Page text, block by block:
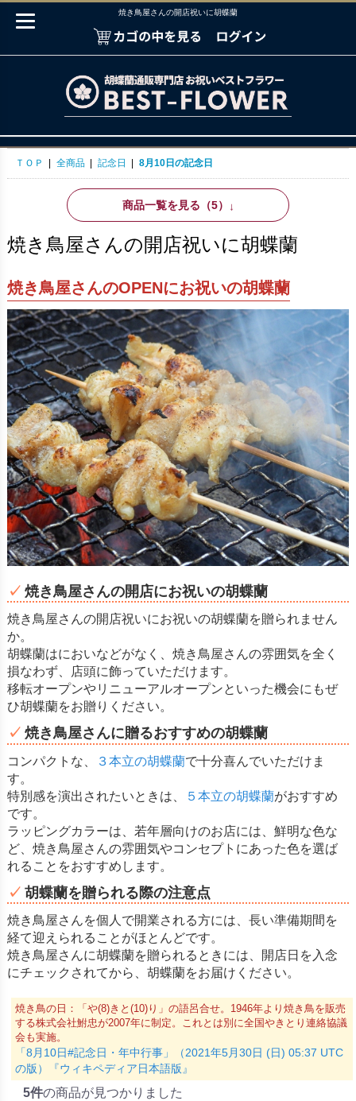
焼き鳥屋さんの開店祝いに胡蝶蘭
ＴＯＰ 全商品 記念日 8月10日の記念日
商品一覧を見る（5） ↓
焼き鳥屋さんの開店祝いに胡蝶蘭
焼き鳥屋さんのOPENにお祝いの胡蝶蘭
焼き鳥屋さんの開店にお祝いの胡蝶蘭
焼き鳥屋さんの開店祝いにお祝いの胡蝶蘭を贈られません
か。
胡蝶蘭はにおいなどがなく、焼き鳥屋さんの雰囲気を全く
損なわず、店頭に飾っていただけます。
移転オープンやリニューアルオープンといった機会にもぜ
ひ胡蝶蘭をお贈りください。
焼き鳥屋さんに贈るおすすめの胡蝶蘭
コンパクトな、 ３本立の胡蝶蘭で十分喜んでいただけま
す。
特別感を演出されたいときは、
５本立の胡蝶蘭がおすすめ
です。
ラッピングカラーは、若年層向けのお店には、鮮明な色な
ど、焼き鳥屋さんの雰囲気やコンセプトにあった色を選ば
れることをおすすめします。
胡蝶蘭を贈られる際の注意点
焼き鳥屋さんを個人で開業される方には、長い準備期間を
経て迎えられることがほとんどです。
焼き鳥屋さんに胡蝶蘭を贈られるときには、開店日を入念
にチェックされてから、胡蝶蘭をお届けください。
焼き鳥の日：「や(8)きと(10)り」の語呂合せ。1946年より焼き鳥を販売
する株式会社鮒忠が2007年に制定。これとは別に全国やきとり連絡協議
会も実施。
「8月10日#記念日・年中行事」（2021年5月30日 (日) 05:37 UTC
の版）『ウィキペディア日本語版』
5件の商品が見つかりました